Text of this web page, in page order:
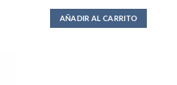
AÑADIR AL CARRITO